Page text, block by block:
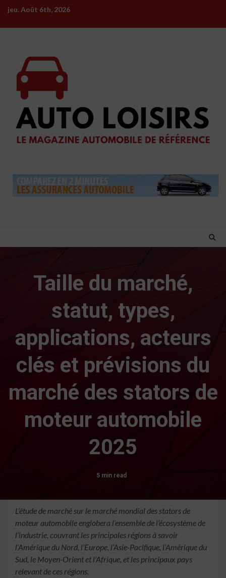
Skip
content
jeu. Août 6th, 2026
Taille du marché,
statut, types,
applications, acteurs
clés et prévisions du
marché des stators de
moteur automobile
2025
5 min read
L’étude de marché sur le marché mondial des stators de
moteur automobile englobera l’ensemble de l’écosystème de
l’industrie, couvrant les principales régions à savoir
l’Amérique du Nord, l’Europe, l’Asie-Pacifique, l’Amérique du
Sud, le Moyen-Orient et l’Afrique, et les principaux pays
relevant de ces régions.